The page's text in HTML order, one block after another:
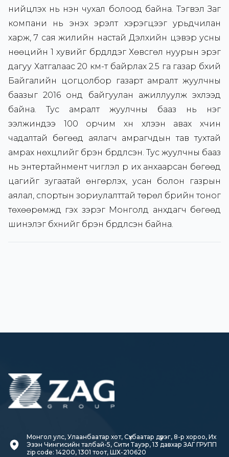
нийцүүлэх нь нэн чухал болоод байна. Тэгвэл Заг
компани нь энэхүү эрэлт хэрэгцээг урьдчилан
харж, 7 сая жилийн настай Дэлхийн цэвэр усны
нөөцийн 1 хувийг бүрдүүлдэг Хөвсгөл нуурын эрэг
дагуу Хатгалаас 20 км-т байрлах 2.5 га газар бүхий
Байгалийн цогцолбор газарт амралт жуулчны
баазыг 2016 онд байгуулан ажиллуулж эхлээд
байна. Тус амралт жуулчны бааз нь нэг
ээлжиндээ 100 орчим хүн хүлээн авах хүчин
чадалтай бөгөөд аялагч амрагчдын тав тухтай
амрах нөхцлийг бүрэн бүрдүүлсэн. Тус жуулчны бааз
нь энтертайнмент чиглэл рүү их анхаарсан бөгөөд
цагийг зугаатай өнгөрүүлэх, усан болон газрын
аялал, спортын зориулалттай төрөл бүрийн тоног
төхөөрөмжүүд гэх зэрэг Монголд анхдагч бөгөөд
шинэлэг бүхнийг бүрэн бүрдүүлсэн байна.
Монгол улс, Улаанбаатар хот, Сүхбаатар дүүрэг, 8-р хороо, Их
Эзэн Чингисийн талбай-5, Сити Тауэр, 13 давхар ЗАГ ГРУПП
zip code: 14200, 1301 тоот, ШХ-210620